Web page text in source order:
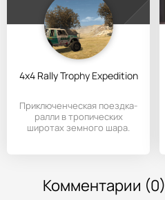
4x4 Rally Trophy Expedition
Приключенческая поездка-
ралли в тропических
широтах земного шара.
Комментарии (0)